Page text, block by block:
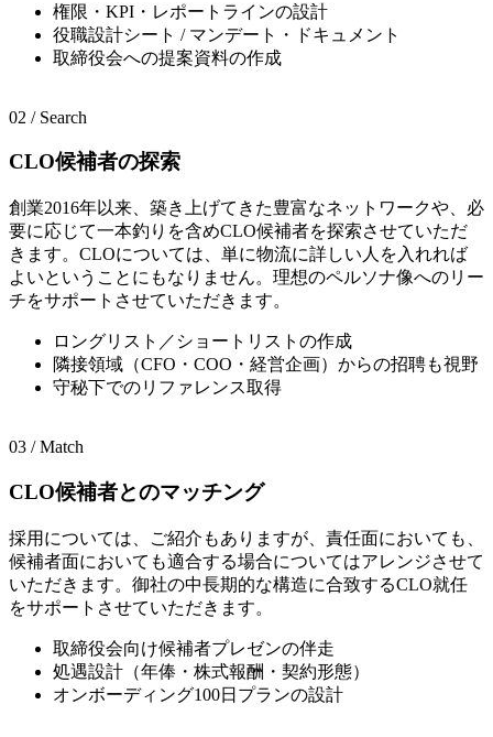
権限・KPI・レポートラインの設計
役職設計シート / マンデート・ドキュメント
取締役会への提案資料の作成
02 / Search
CLO候補者の探索
創業2016年以来、築き上げてきた豊富なネットワークや、必
要に応じて一本釣りを含めCLO候補者を探索させていただ
きます。CLOについては、単に物流に詳しい人を入れれば
よいということにもなりません。理想のペルソナ像へのリー
チをサポートさせていただきます。
ロングリスト／ショートリストの作成
隣接領域（CFO・COO・経営企画）からの招聘も視野
守秘下でのリファレンス取得
03 / Match
CLO候補者とのマッチング
採用については、ご紹介もありますが、責任面においても、
候補者面においても適合する場合についてはアレンジさせて
いただきます。御社の中長期的な構造に合致するCLO就任
をサポートさせていただきます。
取締役会向け候補者プレゼンの伴走
処遇設計（年俸・株式報酬・契約形態）
オンボーディング100日プランの設計